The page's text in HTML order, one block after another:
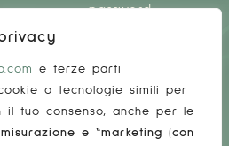
e terze parti
o tecnologie simili per
il tuo consenso, anche per le
e “marketing (con
password
LINKS UTILI